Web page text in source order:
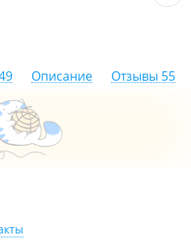
Описание Отзывы 55
29